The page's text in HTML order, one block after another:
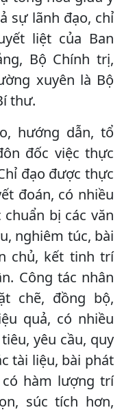
sự lãnh đạo, chỉ
liệt của Ban
Bộ Chính trị,
xuyên là Bộ
thư.
hướng dẫn, tổ
đốc việc thực
đạo được thực
đoán, có nhiều
bị các văn
nghiêm túc, bài
chủ, kết tinh trí
Công tác nhân
chẽ, đồng bộ,
quả, có nhiều
yêu cầu, quy
tài liệu, bài phát
hàm lượng trí
súc tích hơn,